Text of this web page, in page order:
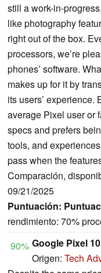
still a work-in-
like photography
right out of the box.
processors, we’re
phones’ software.
makes up for it by
its users’ experience.
average Pixel user or
specs and prefers
tools, and
pass when the
Comparación,
09/21/2025
Puntuación:
rendimiento: 70%
90% Google Pixel
Origen: Tech